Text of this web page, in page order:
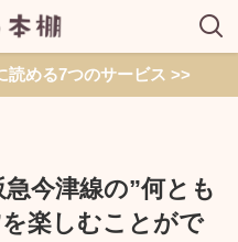
読める7つのサービス >>
急今津線の”何とも
楽しむことがで